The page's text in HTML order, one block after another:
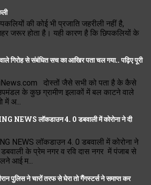
की कोई भी प्रजाति जहरीली नहीं है,
जरूर होता है। यही कारण है कि छिपकलियों के
गिरोह से संबंधित सच का आखिर पता चल गया.. पढ़िए पूरी
दोस्तों जैसे सभी को पता है के कैसे
के कुछ ग्रामीण इलाकों में बल काटने वाले
में अ...
NEWS लॉकडाउन 4. 0 डबवाली में कोरोना ने दी
NEWS लॉकडाउन 4. 0 डबवाली में कोरोना ने
के प्रेम नगर व रवि दास नगर में पंजाब से
आई म...
पुलिस ने चारों तरफ से घेरा तो गैंगस्टर्स ने समाप्त कर